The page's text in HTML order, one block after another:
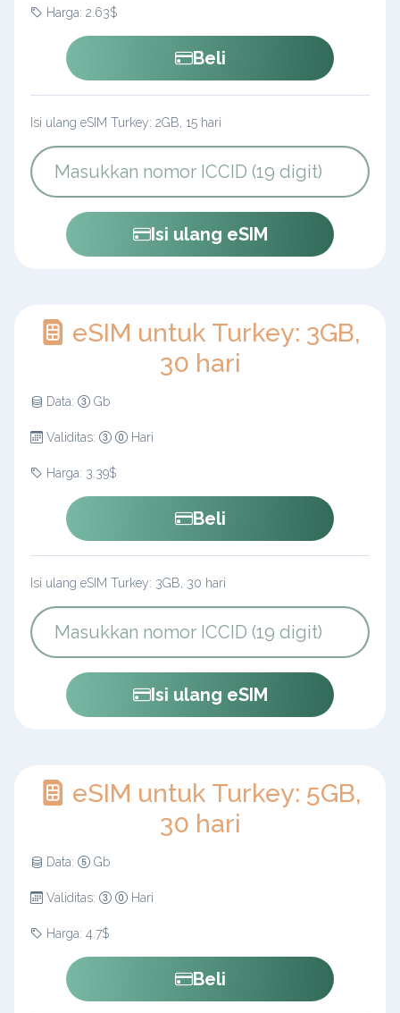
Harga: 2.63$
Beli
Isi ulang eSIM Turkey: 2GB, 15 hari
Isi ulang eSIM
eSIM untuk Turkey: 3GB,
30 hari
Data: Gb
Validitas: Hari
Harga: 3.39$
Beli
Isi ulang eSIM Turkey: 3GB, 30 hari
Isi ulang eSIM
eSIM untuk Turkey: 5GB,
30 hari
Data: Gb
Validitas: Hari
Harga: 4.7$
Beli